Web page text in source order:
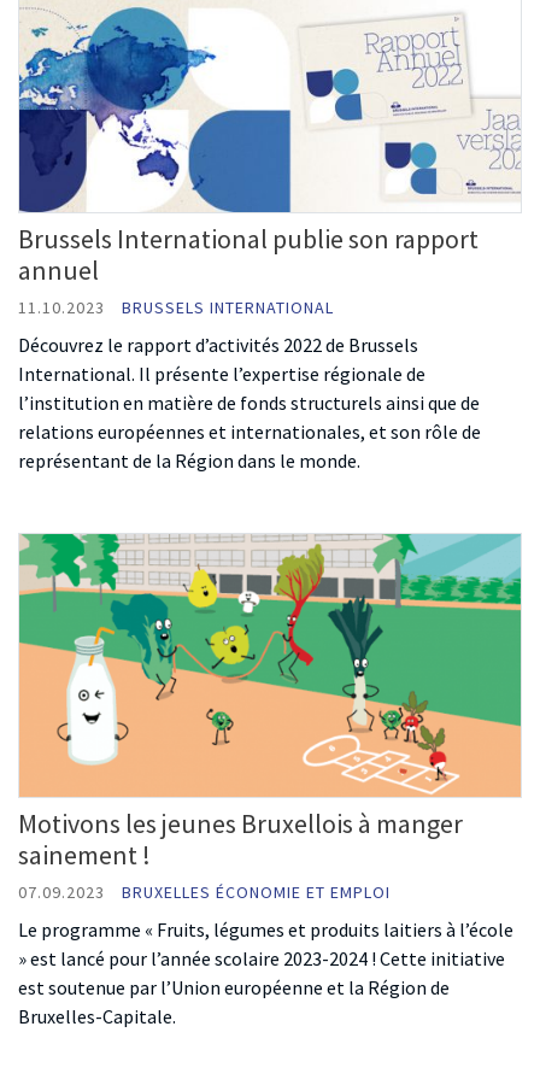
Brussels International publie son rapport
annuel
11.10.2023 BRUSSELS INTERNATIONAL
Découvrez le rapport d’activités 2022 de Brussels
International. Il présente l’expertise régionale de
l’institution en matière de fonds structurels ainsi que de
relations européennes et internationales, et son rôle de
représentant de la Région dans le monde.
Motivons les jeunes Bruxellois à manger
sainement !
07.09.2023 BRUXELLES ÉCONOMIE ET EMPLOI
Le programme « Fruits, légumes et produits laitiers à l’école
» est lancé pour l’année scolaire 2023-2024 ! Cette initiative
est soutenue par l’Union européenne et la Région de
Bruxelles-Capitale.